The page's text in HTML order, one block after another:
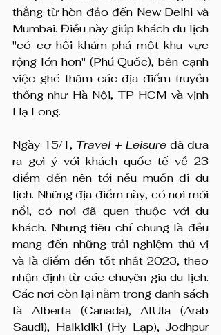
thẳng từ hòn đảo đến New Delhi và
Mumbai. Điều này giúp khách du lịch
"có cơ hội khám phá một khu vực
rộng lớn hơn" (Phú Quốc), bên cạnh
việc ghé thăm các địa điểm truyền
thống như Hà Nội, TP HCM và vịnh
Hạ Long.
Ngày 15/1, Travel + Leisure đã đưa
ra gợi ý với khách quốc tế về 23
điểm đến nên tới nếu muốn đi du
lịch. Những địa điểm này, có nơi mới
nổi, có nơi đã quen thuộc với du
khách. Nhưng tiêu chí chung là đều
mang đến những trải nghiệm thú vị
và là điểm đến tốt nhất 2023, theo
nhận định từ các chuyên gia du lịch.
Các nơi còn lại nằm trong danh sách
là Alberta (Canada), AlUla (Arab
Saudi), Halkidiki (Hy Lạp), Jodhpur